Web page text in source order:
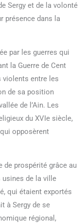
Sergy et de la volonté
présence dans la
par les guerres qui
la Guerre de Cent
violents entre les
de sa position
de l’Ain. Les
du XVIe siècle,
opposèrent
de prospérité grâce au
usines de la ville
qui étaient exportés
à Sergy de se
régional,